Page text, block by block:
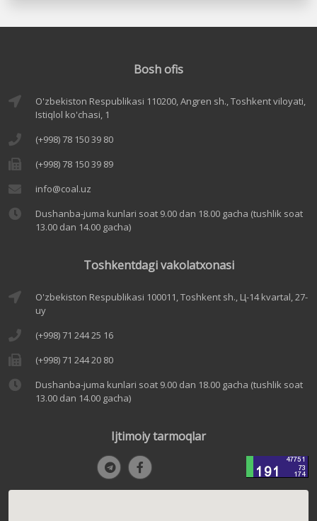
Bosh ofis
O'zbekiston Respublikasi 110200, Angren sh., Toshkent viloyati,
Istiqlol ko'chasi, 1
(+998) 78 150 39 80
(+998) 78 150 39 89
info@coal.uz
Dushanba-juma kunlari soat 9.00 dan 18.00 gacha (tushlik soat
13.00 dan 14.00 gacha)
Toshkentdagi vakolatxonasi
O'zbekiston Respublikasi 100011, Toshkent sh., Ц-14 kvartal, 27-
uy
(+998) 71 244 25 16
(+998) 71 244 20 80
Dushanba-juma kunlari soat 9.00 dan 18.00 gacha (tushlik soat
13.00 dan 14.00 gacha)
Ijtimoiy tarmoqlar